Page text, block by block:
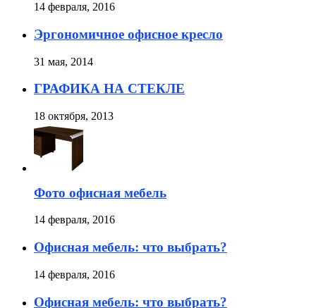
14 февраля, 2016
Эргономичное офисное кресло
31 мая, 2014
ГРАФИКА НА СТЕКЛЕ
18 октября, 2013
Фото офисная мебель
14 февраля, 2016
Офисная мебель: что выбрать?
14 февраля, 2016
Офисная мебель: что выбрать?